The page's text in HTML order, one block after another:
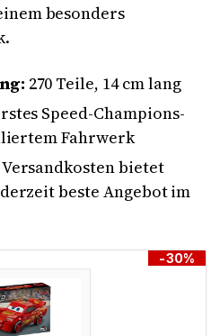
besonders
270 Teile, 14 cm lang
Speed-Champions-
Fahrwerk
bietet
beste Angebot im
-30%